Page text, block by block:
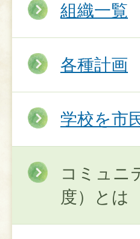
組織一覧
各種計画
学校を市
コミュニ
度）とは